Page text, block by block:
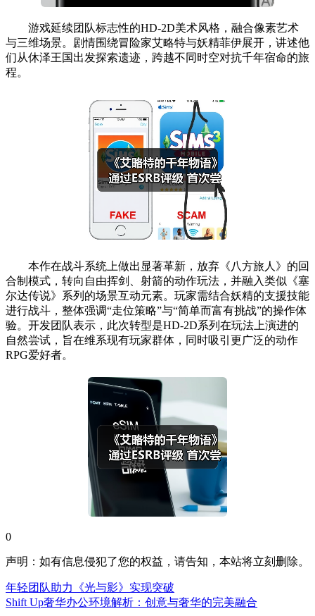
游戏延续团队标志性的HD-2D美术风格，融合像素艺术
与三维场景。剧情围绕冒险家艾略特与妖精菲伊展开，讲述他
们从休泽王国出发探索遗迹，跨越不同时空对抗千年宿命的旅
程。
本作在战斗系统上做出显著革新，放弃《八方旅人》的回
合制模式，转向自由挥剑、射箭的动作玩法，并融入类似《塞
尔达传说》系列的场景互动元素。玩家需结合妖精的支援技能
进行战斗，整体强调“走位策略”与“简单而富有挑战”的操作体
验。开发团队表示，此次转型是HD-2D系列在玩法上演进的
自然尝试，旨在维系现有玩家群体，同时吸引更广泛的动作
RPG爱好者。
0
声明：如有信息侵犯了您的权益，请告知，本站将立刻删除。
年轻团队助力《光与影》实现突破
Shift Up奢华办公环境解析：创意与奢华的完美融合